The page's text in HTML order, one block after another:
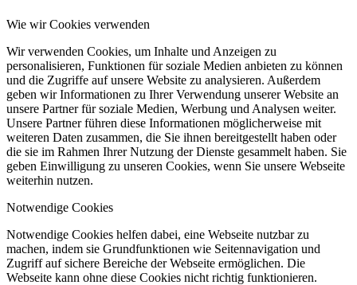
Wie wir Cookies verwenden
Wir verwenden Cookies, um Inhalte und Anzeigen zu
personalisieren, Funktionen für soziale Medien anbieten zu können
und die Zugriffe auf unsere Website zu analysieren. Außerdem
geben wir Informationen zu Ihrer Verwendung unserer Website an
unsere Partner für soziale Medien, Werbung und Analysen weiter.
Unsere Partner führen diese Informationen möglicherweise mit
weiteren Daten zusammen, die Sie ihnen bereitgestellt haben oder
die sie im Rahmen Ihrer Nutzung der Dienste gesammelt haben. Sie
geben Einwilligung zu unseren Cookies, wenn Sie unsere Webseite
weiterhin nutzen.
Notwendige Cookies
Notwendige Cookies helfen dabei, eine Webseite nutzbar zu
machen, indem sie Grundfunktionen wie Seitennavigation und
Zugriff auf sichere Bereiche der Webseite ermöglichen. Die
Webseite kann ohne diese Cookies nicht richtig funktionieren.